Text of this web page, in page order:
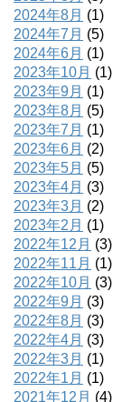
2024年8月 (1)
2024年7月 (5)
2024年6月 (1)
2023年10月 (1)
2023年9月 (1)
2023年8月 (5)
2023年7月 (1)
2023年6月 (2)
2023年5月 (5)
2023年4月 (3)
2023年3月 (2)
2023年2月 (1)
2022年12月 (3)
2022年11月 (1)
2022年10月 (3)
2022年9月 (3)
2022年8月 (3)
2022年4月 (3)
2022年3月 (1)
2022年1月 (1)
2021年12月 (4)